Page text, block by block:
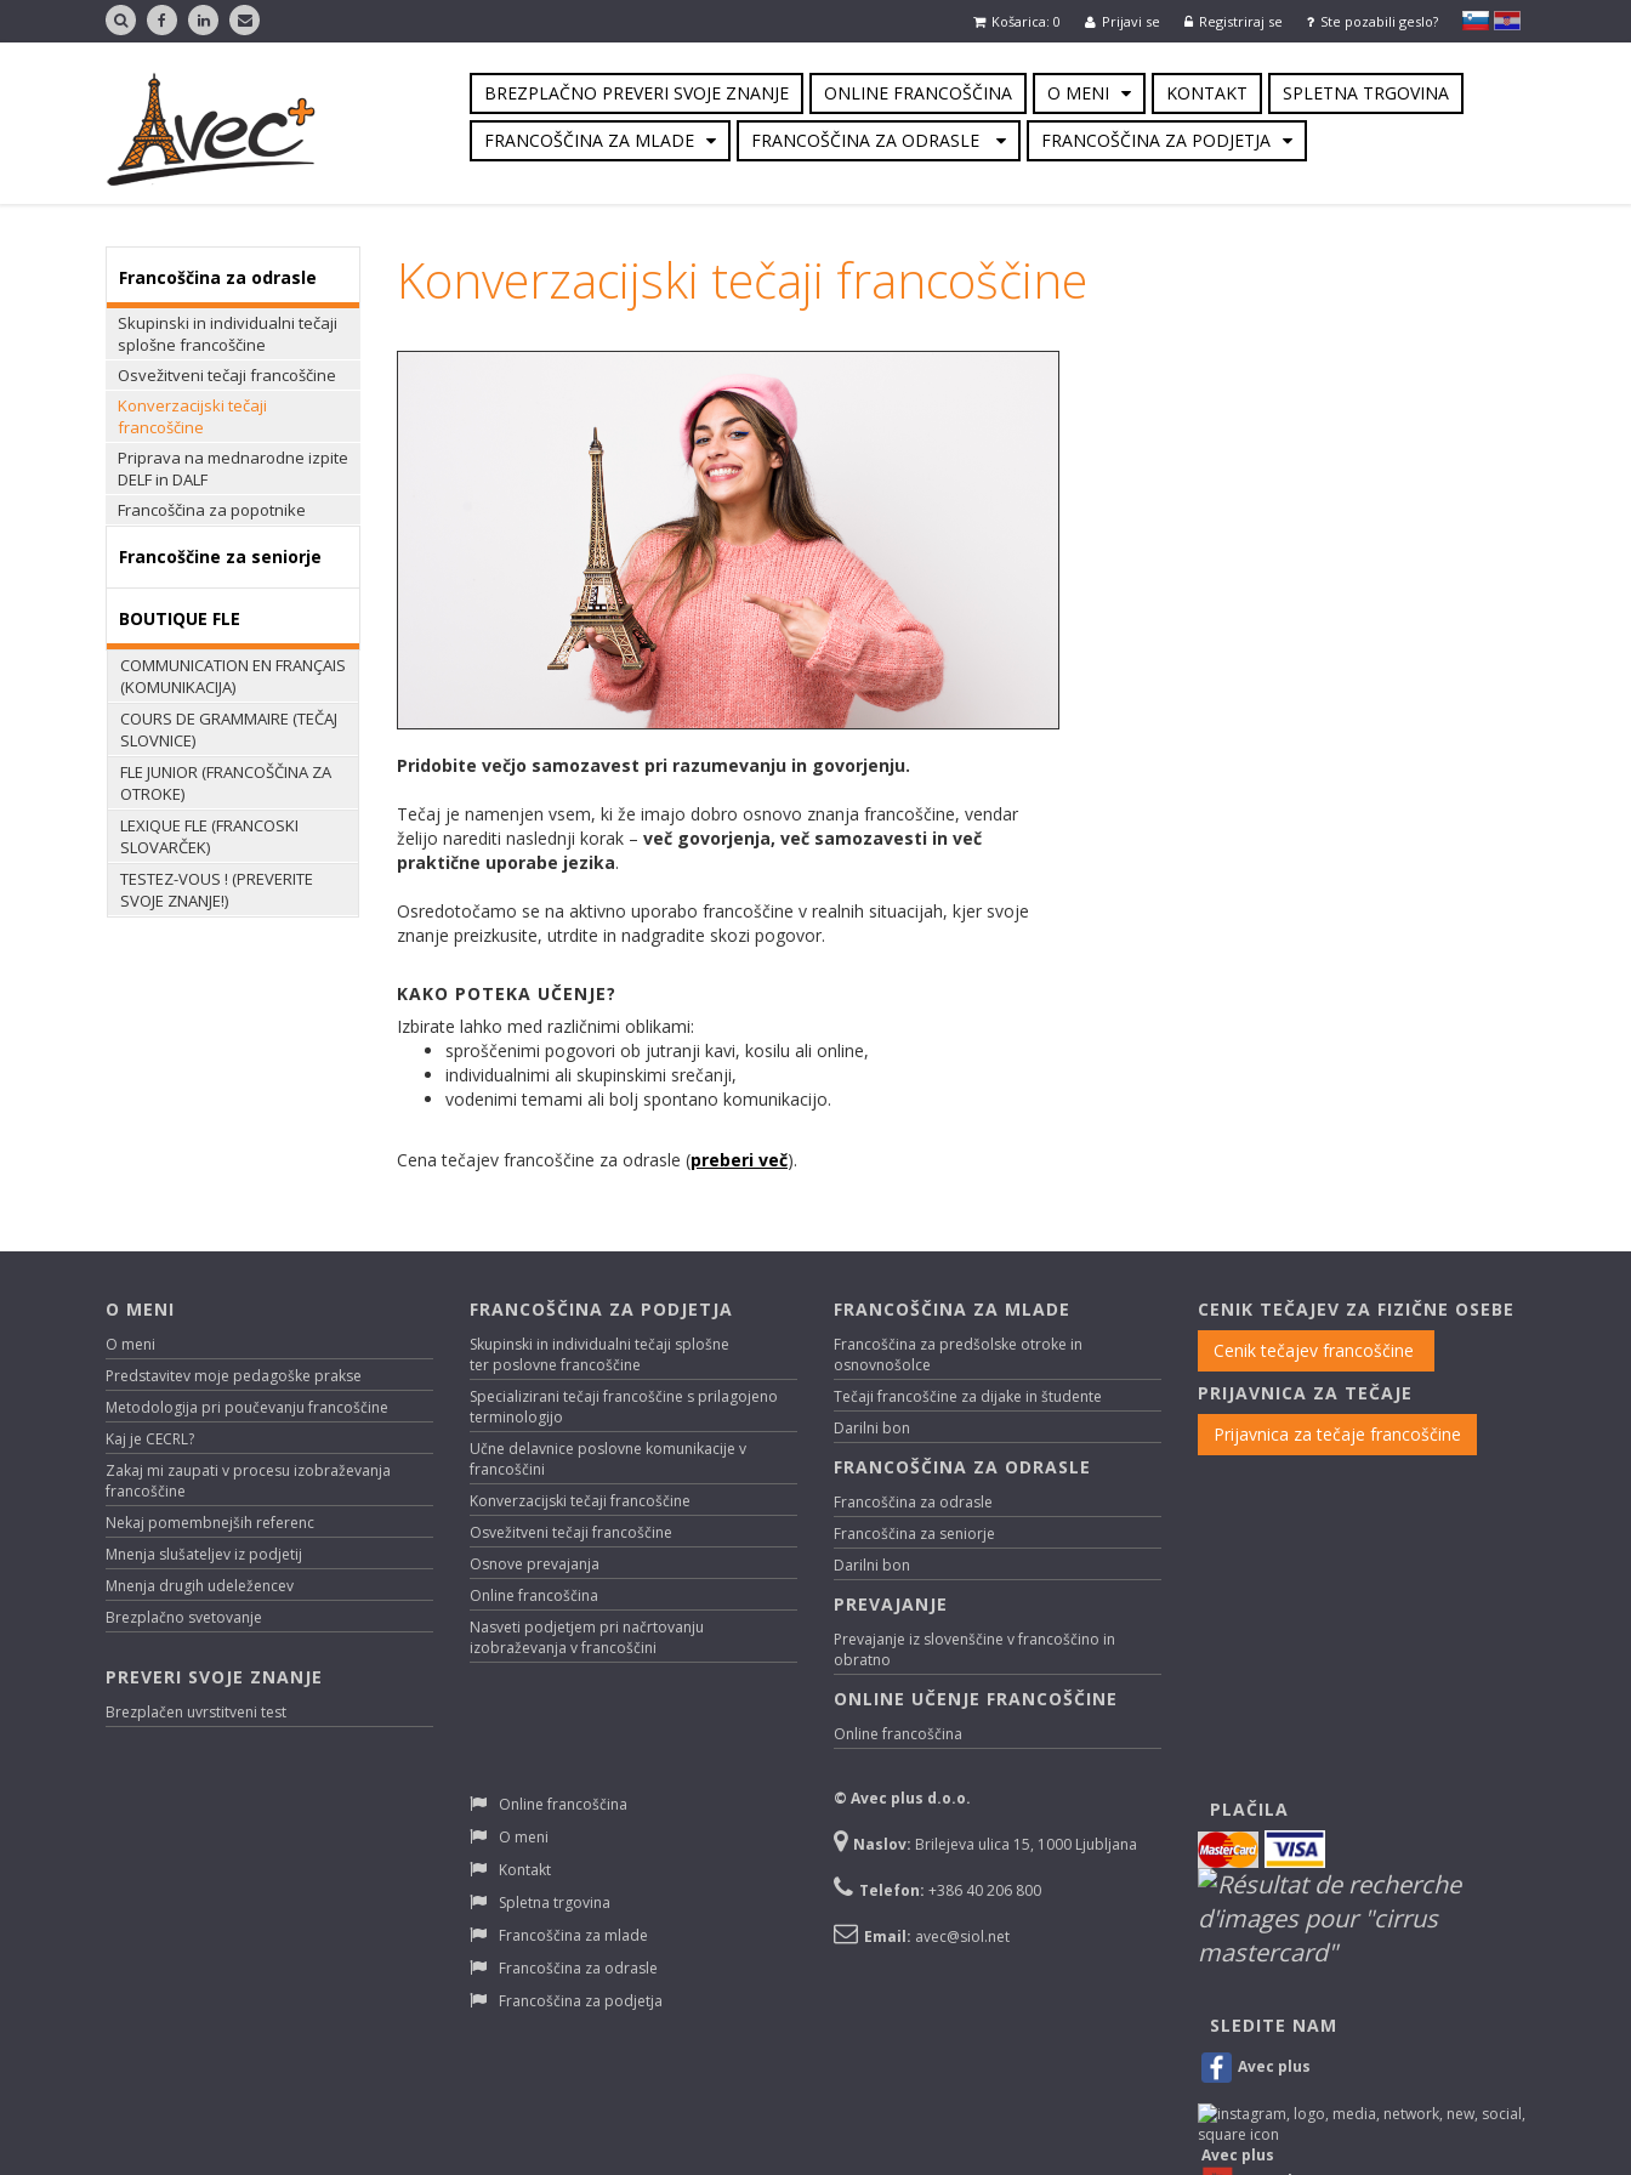
slovensko
Hrvaško
Prijavi se Registriraj se Ste pozabili geslo?
Košarica: 0
BREZPLAČNO PREVERI SVOJE ZNANJE ONLINE FRANCOŠČINA O MENI KONTAKT SPLETNA TRGOVINA
FRANCOŠČINA ZA MLADE FRANCOŠČINA ZA ODRASLE FRANCOŠČINA ZA PODJETJA
Francoščina za odrasle
Skupinski in individualni tečaji
splošne francoščine
Osvežitveni tečaji francoščine
Konverzacijski tečaji
francoščine
Priprava na mednarodne izpite
DELF in DALF
Francoščina za popotnike
Francoščine za seniorje
BOUTIQUE FLE
COMMUNICATION EN FRANÇAIS
(KOMUNIKACIJA)
COURS DE GRAMMAIRE (TEČAJ
SLOVNICE)
FLE JUNIOR (FRANCOŠČINA ZA
OTROKE)
LEXIQUE FLE (FRANCOSKI
SLOVARČEK)
TESTEZ-VOUS ! (PREVERITE
SVOJE ZNANJE!)
Konverzacijski tečaji francoščine
Pridobite večjo samozavest pri razumevanju in govorjenju.
Tečaj je namenjen vsem, ki že imajo dobro osnovo znanja francoščine, vendar
želijo narediti naslednji korak – več govorjenja, več samozavesti in več
praktične uporabe jezika.
Osredotočamo se na aktivno uporabo francoščine v realnih situacijah, kjer svoje
znanje preizkusite, utrdite in nadgradite skozi pogovor.
KAKO POTEKA UČENJE?
Izbirate lahko med različnimi oblikami:
sproščenimi pogovori ob jutranji kavi, kosilu ali online,
individualnimi ali skupinskimi srečanji,
vodenimi temami ali bolj spontano komunikacijo.
Cena tečajev francoščine za odrasle (preberi več).
O MENI
O meni
Predstavitev moje pedagoške prakse
Metodologija pri poučevanju francoščine
Kaj je CECRL?
Zakaj mi zaupati v procesu izobraževanja
francoščine
Nekaj pomembnejših referenc
Mnenja slušateljev iz podjetij
Mnenja drugih udeležencev
Brezplačno svetovanje
PREVERI SVOJE ZNANJE
Brezplačen uvrstitveni test
FRANCOŠČINA ZA PODJETJA
Skupinski in individualni tečaji splošne
ter poslovne francoščine
Specializirani tečaji francoščine s prilagojeno
terminologijo
Učne delavnice poslovne komunikacije v
francoščini
Konverzacijski tečaji francoščine
Osvežitveni tečaji francoščine
Osnove prevajanja
Online francoščina
Nasveti podjetjem pri načrtovanju
izobraževanja v francoščini
FRANCOŠČINA ZA MLADE
Francoščina za predšolske otroke in
osnovnošolce
Tečaji francoščine za dijake in študente
Darilni bon
FRANCOŠČINA ZA ODRASLE
Francoščina za odrasle
Francoščina za seniorje
Darilni bon
PREVAJANJE
Prevajanje iz slovenščine v francoščino in
obratno
ONLINE UČENJE FRANCOŠČINE
Online francoščina
CENIK TEČAJEV ZA FIZIČNE OSEBE
Cenik tečajev francoščine
PRIJAVNICA ZA TEČAJE
Prijavnica za tečaje francoščine
Online francoščina
O meni
Kontakt
Spletna trgovina
Francoščina za mlade
Francoščina za odrasle
Francoščina za podjetja
© Avec plus d.o.o.
Naslov: Brilejeva ulica 15, 1000 Ljubljana
Telefon: +386 40 206 800
Email: avec@siol.net
PLAČILA
SLEDITE NAM
Avec plus
Avec plus